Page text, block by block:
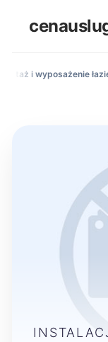
i wyposażenie